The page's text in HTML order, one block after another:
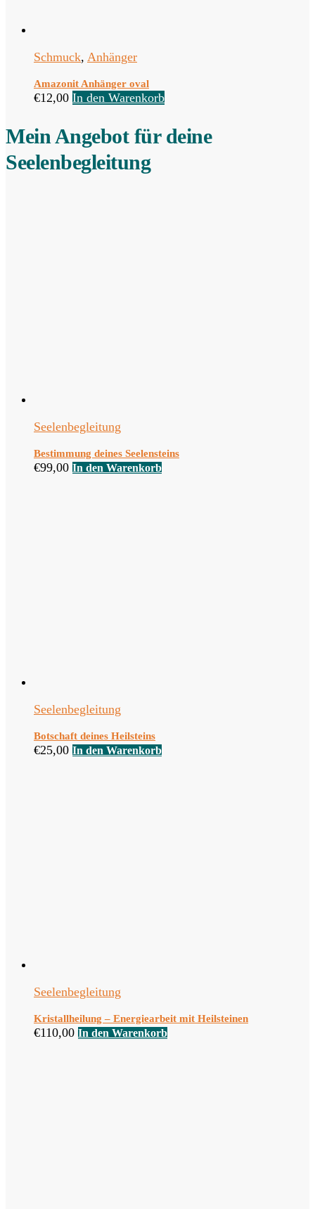
Schmuck, Anhänger
Amazonit Anhänger oval
€12,00 In den Warenkorb
Mein Angebot für deine
Seelenbegleitung
Seelenbegleitung
Bestimmung deines Seelensteins
€99,00 In den Warenkorb
Seelenbegleitung
Botschaft deines Heilsteins
€25,00 In den Warenkorb
Seelenbegleitung
Kristallheilung – Energiearbeit mit Heilsteinen
€110,00 In den Warenkorb